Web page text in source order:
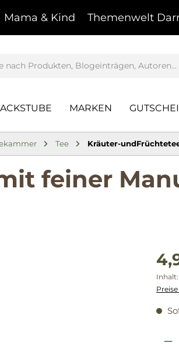
Mama & Kind Themenwelt
MARKEN
Tee Kräuter-
feiner
Inhalt: